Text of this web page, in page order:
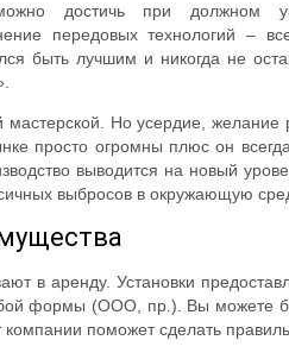
достичь при должном
передовых технологий –
быть лучшим и никогда не
Но усердие, желание
просто огромны плюс он
выводится на новый
выбросов в окружающую
в аренду. Установки
формы (ООО, пр.). Вы можете
поможет сделать